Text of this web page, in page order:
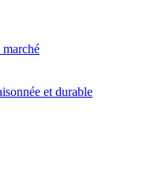
marché
et durable